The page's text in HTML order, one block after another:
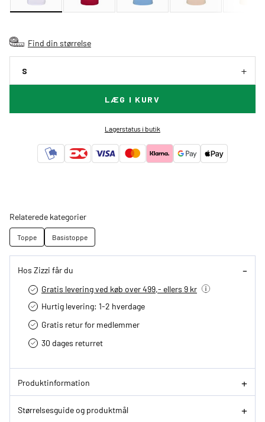
Find din størrelse
S
LÆG I KURV
Lagerstatus i butik
Relaterede kategorier
Toppe Basistoppe
Hos Zizzi får du
Gratis levering ved køb over 499,- ellers 9 kr
Hurtig levering­: 1-2 hverdage
Gratis retur for medlemmer
30 dages returret
Produktinformation
Størrelsesguide og produktmål